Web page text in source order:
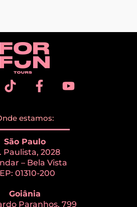
estamos:
São Paulo
Paulista, 2028
– Bela Vista
01310-200
Goiânia
Paranhos, 799